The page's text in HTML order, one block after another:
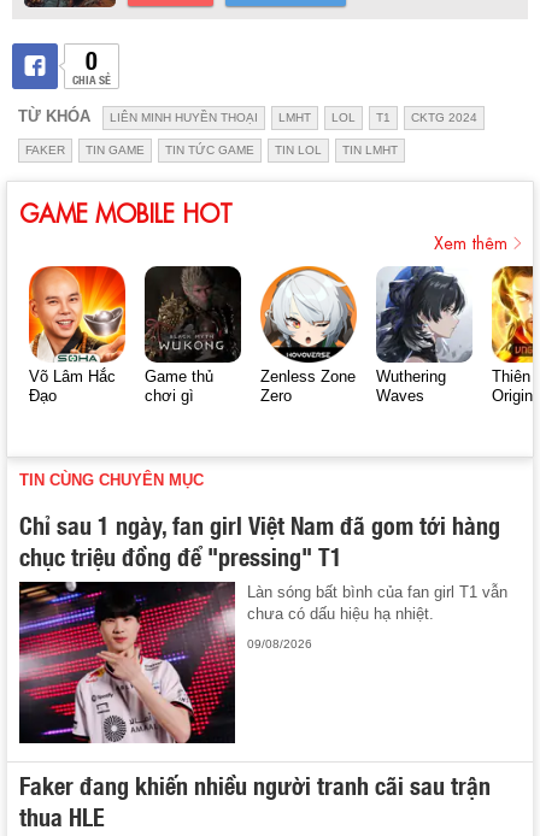
0
CHIA SẺ
TỪ KHÓA LIÊN MINH HUYỀN THOẠI LMHT LOL T1 CKTG 2024
FAKER TIN GAME TIN TỨC GAME TIN LOL TIN LMHT
GAME MOBILE HOT
Xem thêm
Võ Lâm Hắc
Đạo
Game thủ
chơi gì
Zenless Zone
Zero
Wuthering
Waves
Thiên
Origin
TIN CÙNG CHUYÊN MỤC
Chỉ sau 1 ngày, fan girl Việt Nam đã gom tới hàng
chục triệu đồng để "pressing" T1
Làn sóng bất bình của fan girl T1 vẫn
chưa có dấu hiệu hạ nhiệt.
09/08/2026
Faker đang khiến nhiều người tranh cãi sau trận
thua HLE